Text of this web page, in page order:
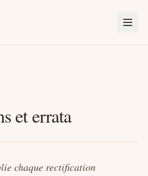
et errata
chaque rectification